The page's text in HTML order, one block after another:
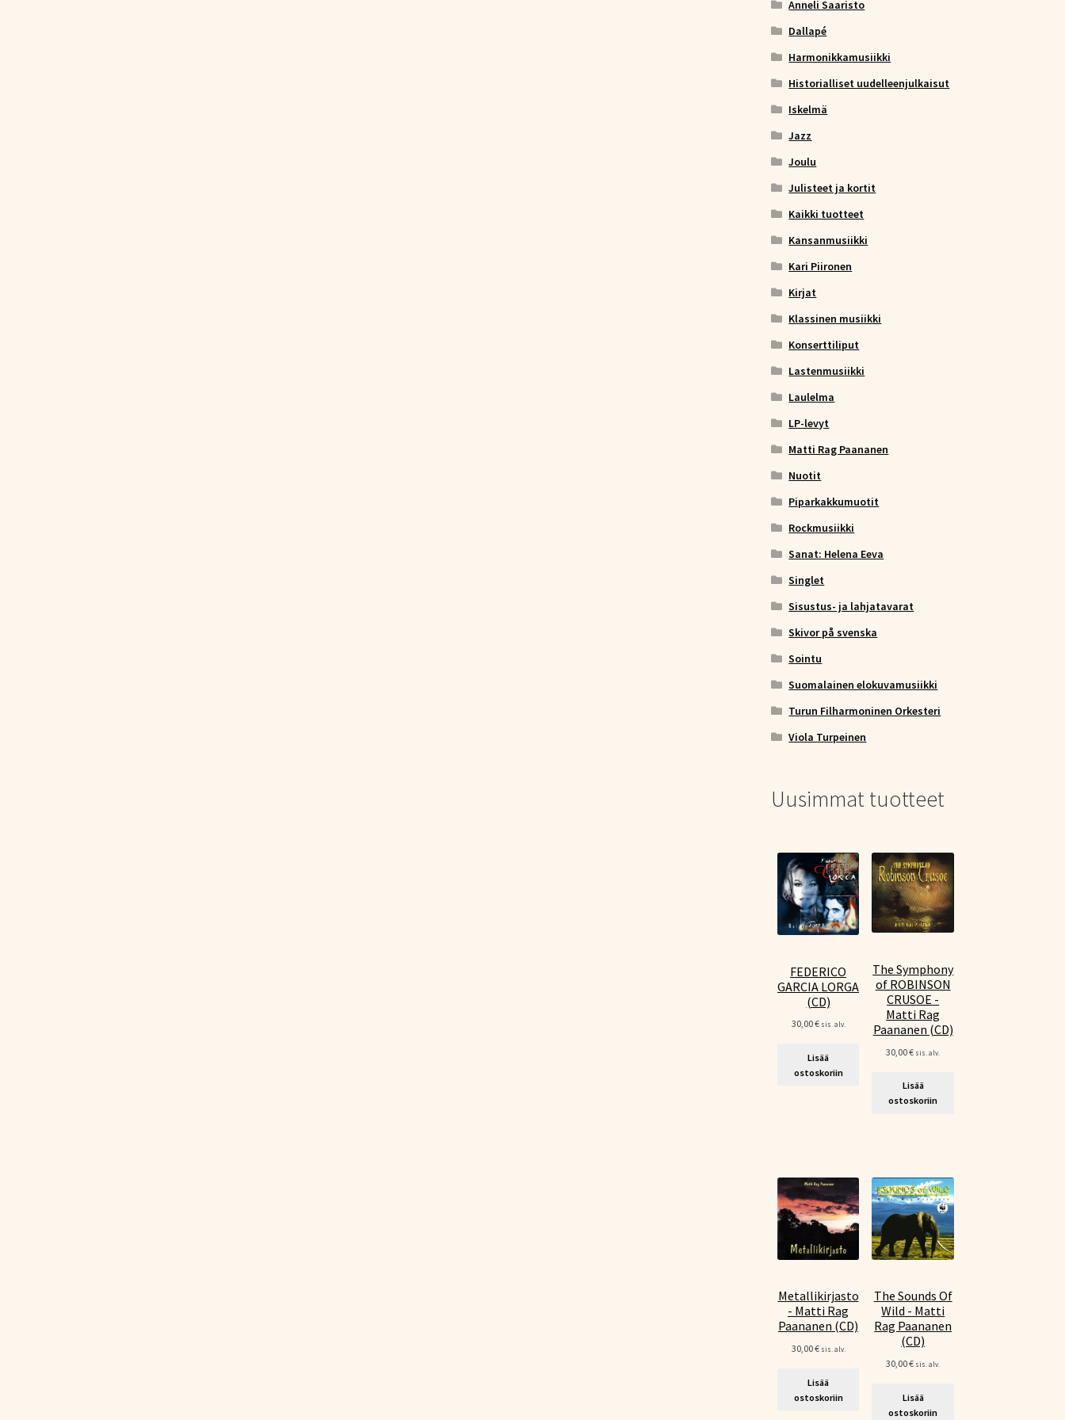
Anneli Saaristo
Dallapé
Harmonikkamusiikki
Historialliset uudelleenjulkaisut
Iskelmä
Jazz
Joulu
Julisteet ja kortit
Kaikki tuotteet
Kansanmusiikki
Kari Piironen
Kirjat
Klassinen musiikki
Konserttiliput
Lastenmusiikki
Laulelma
LP-levyt
Matti Rag Paananen
Nuotit
Piparkakkumuotit
Rockmusiikki
Sanat: Helena Eeva
Singlet
Sisustus- ja lahjatavarat
Skivor på svenska
Sointu
Suomalainen elokuvamusiikki
Turun Filharmoninen Orkesteri
Viola Turpeinen
Uusimmat tuotteet
FEDERICO
GARCIA LORGA
(CD)
30,00€ sis. alv.
Lisää
ostoskoriin
The Symphony
of ROBINSON
CRUSOE -
Matti Rag
Paananen (CD)
30,00€ sis. alv.
Lisää
ostoskoriin
Metallikirjasto
- Matti Rag
Paananen (CD)
30,00€ sis. alv.
Lisää
ostoskoriin
The Sounds Of
Wild - Matti
Rag Paananen
(CD)
30,00€ sis. alv.
Lisää
ostoskoriin